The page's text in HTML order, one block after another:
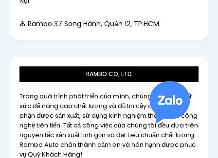
⛪ Rambo 37 Song Hành, Quận 12, TP.HCM.
RAMBO CO, LTD
Trong quá trình phát triển của mình, chúng tôi nỗ lực hết
sức để nâng cao chất lượng và độ tin cậy của các bộ
phận được sản xuất, sử dụng kinh nghiệm thế giới và công
nghệ tiên tiến. Tất cả công việc của chúng tôi đều dựa trên
nguyên tắc sản xuất tinh gọn và đạt tiêu chuẩn chất lượng.
Rambo Auto chân thành cảm ơn và hân hạnh được phục
vụ Quý Khách Hàng!